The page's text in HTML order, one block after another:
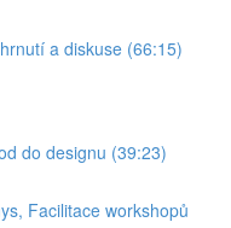
a diskuse (66:15)
do designu (39:23)
Facilitace workshopů